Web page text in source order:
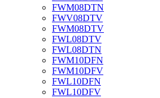
FWM08DTN
FWV08DTV
FWM08DTV
FWL08DTV
FWL08DTN
FWM10DFN
FWM10DFV
FWL10DFN
FWL10DFV